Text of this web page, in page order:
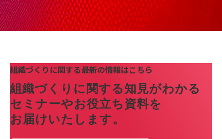
組織づくりに関する最新の情報はこちら
組織づくりに関する知見がわかる
セミナーやお役立ち資料を
お届けいたします。